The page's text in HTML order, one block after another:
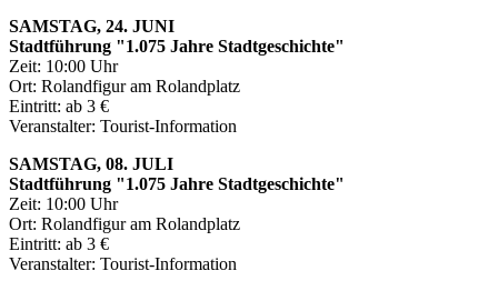
SAMSTAG, 24. JUNI
Stadtführung "1.075 Jahre Stadtgeschichte"
Zeit: 10:00 Uhr
Ort: Rolandfigur am Rolandplatz
Eintritt: ab 3 €
Veranstalter: Tourist-Information
SAMSTAG, 08. JULI
Stadtführung "1.075 Jahre Stadtgeschichte"
Zeit: 10:00 Uhr
Ort: Rolandfigur am Rolandplatz
Eintritt: ab 3 €
Veranstalter: Tourist-Information